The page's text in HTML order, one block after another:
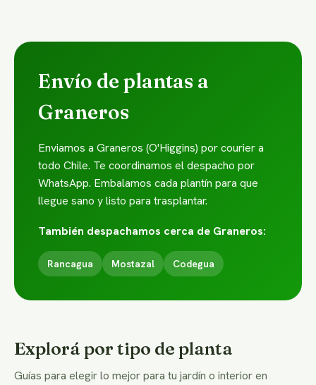
Envío de plantas a
Graneros
Enviamos a Graneros (O'Higgins) por courier a
todo Chile. Te coordinamos el despacho por
WhatsApp. Embalamos cada plantín para que
llegue sano y listo para trasplantar.
También despachamos cerca de Graneros:
Rancagua Mostazal Codegua
Explorá por tipo de planta
Guías para elegir lo mejor para tu jardín o interior en